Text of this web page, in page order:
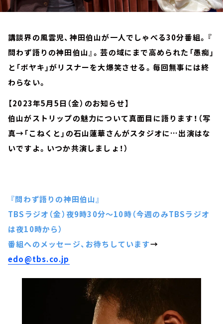
講談界の風雲児、神田伯山が一人でしゃべる30分番組。『
問わず語りの神田伯山』。芸の域にまで高められた「愚痴」
と「ボヤキ」がリスナーを大爆笑させる。毎回無事には終
わらない。
【2023年5月5日（金）のお知らせ】
伯山がストリップの魅力について真面目に語ります！（写
真→「こねくと」の石山蓮華さんがスタジオに…出演はな
いですよ。いつか共演しましょ！）
『問わず語りの神田伯山』
TBSラジオ（金）夜9時30分～10時（今週のみTBSラジオ
は夜10時から）
番組へのメッセージ、お待ちしています→
edo@tbs.co.jp